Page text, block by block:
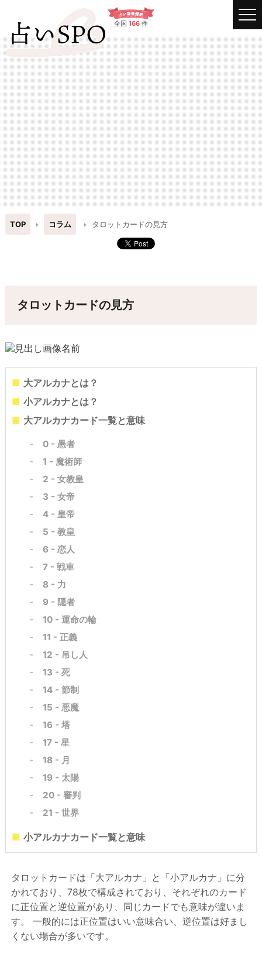
全国 166 件
TOP コラム タロットカードの見方
タロットカードの見方
大アルカナとは？
小アルカナとは？
大アルカナカード一覧と意味
0 - 愚者
1 - 魔術師
2 - 女教皇
3 - 女帝
4 - 皇帝
5 - 教皇
6 - 恋人
7 - 戦車
8 - 力
9 - 隠者
10 - 運命の輪
11 - 正義
12 - 吊し人
13 - 死
14 - 節制
15 - 悪魔
16 - 塔
17 - 星
18 - 月
19 - 太陽
20 - 審判
21 - 世界
小アルカナカード一覧と意味
タロットカードは「大アルカナ」と「小アルカナ」に分
かれており、78枚で構成されており、それぞれのカード
に正位置と逆位置があり、同じカードでも意味が違いま
す。 一般的には正位置はいい意味合い、逆位置は好まし
くない場合が多いです。